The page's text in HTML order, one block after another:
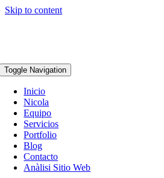
Skip to content
Toggle Navigation
Inicio
Nicola
Equipo
Servicios
Portfolio
Blog
Contacto
Anàlisi Sitio Web